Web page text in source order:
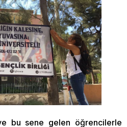
bu sene gelen öğrencilerle